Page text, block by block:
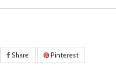
Share Pinterest